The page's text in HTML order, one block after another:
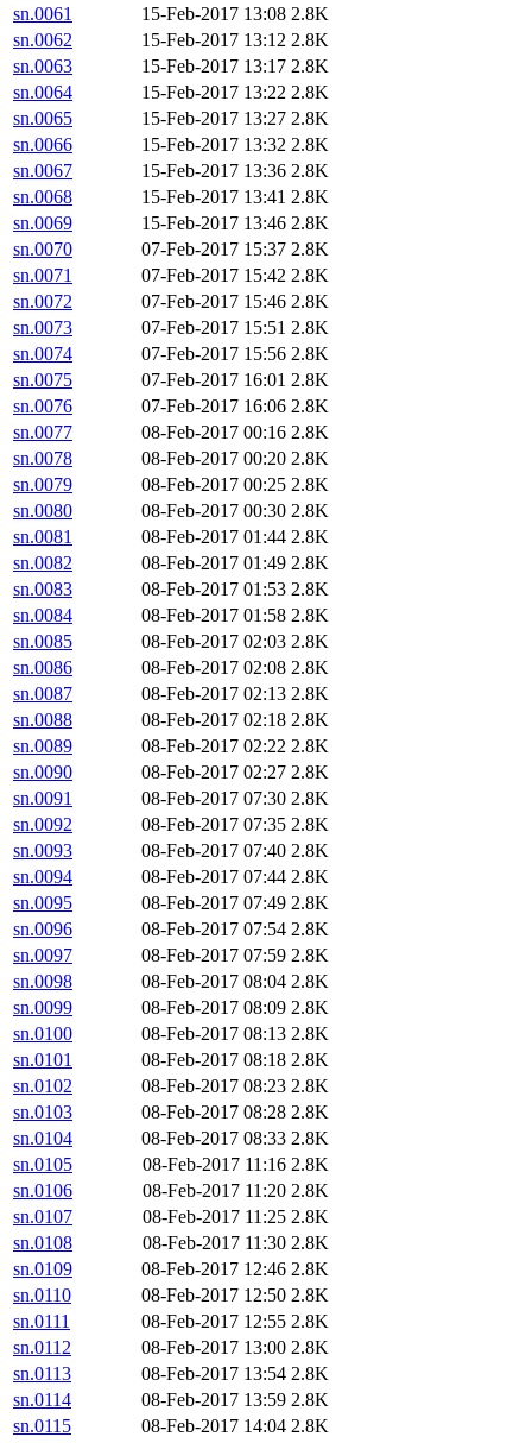
sn.0061
15-Feb-2017 13:08 2.8K
sn.0062
15-Feb-2017 13:12 2.8K
sn.0063
15-Feb-2017 13:17 2.8K
sn.0064
15-Feb-2017 13:22 2.8K
sn.0065
15-Feb-2017 13:27 2.8K
sn.0066
15-Feb-2017 13:32 2.8K
sn.0067
15-Feb-2017 13:36 2.8K
sn.0068
15-Feb-2017 13:41 2.8K
sn.0069
15-Feb-2017 13:46 2.8K
sn.0070
07-Feb-2017 15:37 2.8K
sn.0071
07-Feb-2017 15:42 2.8K
sn.0072
07-Feb-2017 15:46 2.8K
sn.0073
07-Feb-2017 15:51 2.8K
sn.0074
07-Feb-2017 15:56 2.8K
sn.0075
07-Feb-2017 16:01 2.8K
sn.0076
07-Feb-2017 16:06 2.8K
sn.0077
08-Feb-2017 00:16 2.8K
sn.0078
08-Feb-2017 00:20 2.8K
sn.0079
08-Feb-2017 00:25 2.8K
sn.0080
08-Feb-2017 00:30 2.8K
sn.0081
08-Feb-2017 01:44 2.8K
sn.0082
08-Feb-2017 01:49 2.8K
sn.0083
08-Feb-2017 01:53 2.8K
sn.0084
08-Feb-2017 01:58 2.8K
sn.0085
08-Feb-2017 02:03 2.8K
sn.0086
08-Feb-2017 02:08 2.8K
sn.0087
08-Feb-2017 02:13 2.8K
sn.0088
08-Feb-2017 02:18 2.8K
sn.0089
08-Feb-2017 02:22 2.8K
sn.0090
08-Feb-2017 02:27 2.8K
sn.0091
08-Feb-2017 07:30 2.8K
sn.0092
08-Feb-2017 07:35 2.8K
sn.0093
08-Feb-2017 07:40 2.8K
sn.0094
08-Feb-2017 07:44 2.8K
sn.0095
08-Feb-2017 07:49 2.8K
sn.0096
08-Feb-2017 07:54 2.8K
sn.0097
08-Feb-2017 07:59 2.8K
sn.0098
08-Feb-2017 08:04 2.8K
sn.0099
08-Feb-2017 08:09 2.8K
sn.0100
08-Feb-2017 08:13 2.8K
sn.0101
08-Feb-2017 08:18 2.8K
sn.0102
08-Feb-2017 08:23 2.8K
sn.0103
08-Feb-2017 08:28 2.8K
sn.0104
08-Feb-2017 08:33 2.8K
sn.0105
08-Feb-2017 11:16 2.8K
sn.0106
08-Feb-2017 11:20 2.8K
sn.0107
08-Feb-2017 11:25 2.8K
sn.0108
08-Feb-2017 11:30 2.8K
sn.0109
08-Feb-2017 12:46 2.8K
sn.0110
08-Feb-2017 12:50 2.8K
sn.0111
08-Feb-2017 12:55 2.8K
sn.0112
08-Feb-2017 13:00 2.8K
sn.0113
08-Feb-2017 13:54 2.8K
sn.0114
08-Feb-2017 13:59 2.8K
sn.0115
08-Feb-2017 14:04 2.8K